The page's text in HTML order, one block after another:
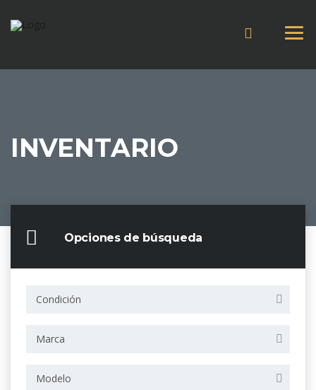
INVENTARIO
Opciones de búsqueda
Condición
Marca
Modelo